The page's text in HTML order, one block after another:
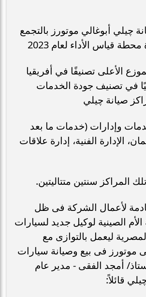
چيلي أبوغالي موتورز بالتجمع
قياس الأداء لعام 2023
الأعلى تصنيفًا في أفريقيا
في تصنيف جودة الخدمات
صيانة چيلي
وإدارات (خدمات ما بعد
الإدارة الفنية، إدارة علاقات
المراكز سنتين متتاليتين.
لأعمال الشركة فى ظل
الصينية لوكيل جديد لسيارات
ليعمل بالتوازى مع
موتورز فى بيع وصيانة سيارات
أمجد الفقى - مدير عام
قائلاً: